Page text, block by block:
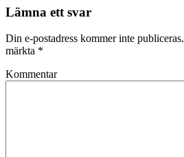
Lämna ett svar
Din e-postadress kommer inte publiceras.
märkta *
Kommentar